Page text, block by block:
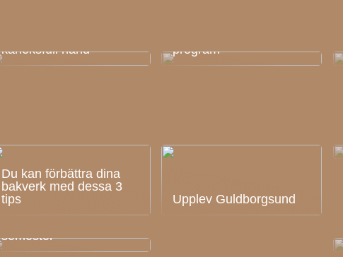
kärleksfull hand
program
Du kan förbättra dina
bakverk med dessa 3
tips
Upplev Guldborgsund
Så får du uppleva
semester